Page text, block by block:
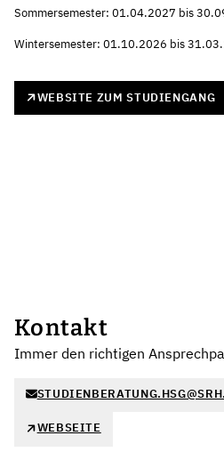
Sommersemester: 01.04.2027 bis
Wintersemester: 01.10.2026 bis
WEBSITE ZUM STUDIENGANG
Kontakt
Immer den richtigen
WEBSEITE